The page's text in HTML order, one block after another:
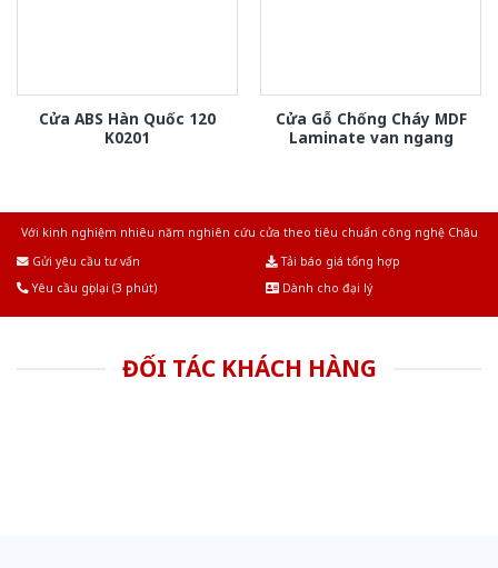
Cửa ABS Hàn Quốc 120
K0201
Cửa Gỗ Chống Cháy MDF
Laminate van ngang
Với kinh nghiệm nhiêu năm nghiên cứu cửa theo tiêu chuẩn công nghệ Châu
Gửi yêu cầu tư vấn
Tải báo giá tổng hợp
Yêu cầu gọi lại (3 phút)
Dành cho đại lý
ĐỐI TÁC KHÁCH HÀNG